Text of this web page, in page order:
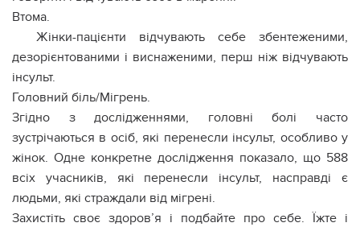
Втома.
Жінки-пацієнти відчувають себе збентеженими,
дезорієнтованими і виснаженими, перш ніж відчувають
інсульт.
Головний біль/Мігрень.
Згідно з дослідженнями, головні болі часто
зустрічаються в осіб, які перенесли інсульт, особливо у
жінок. Одне конкретне дослідження показало, що 588
всіх учасників, які перенесли інсульт, насправді є
людьми, які страждали від мігрені.
Захистіть своє здоров’я і подбайте про себе. Їжте і